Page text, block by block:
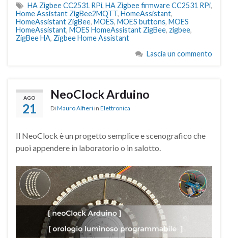
HA Zigbee CC2531 RPi, HA Zigbee firmware CC2531 RPi,
Home Assistant ZigBee2MQTT, HomeAssistant,
HomeAssistant ZigBee, MOES, MOES buttons, MOES
HomeAssistant, MOES HomeAssistant ZigBee, zigbee,
ZigBee HA, Zigbee Home Assistant
Lascia un commento
AGO
21
NeoClock Arduino
DiMauro Alfieri in Elettronica
Il NeoClock è un progetto semplice e scenografico che
puoi appendere in laboratorio o in salotto.